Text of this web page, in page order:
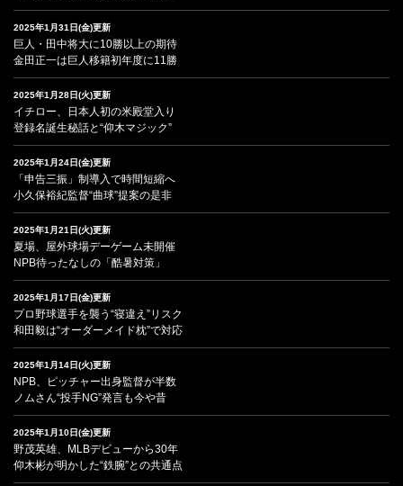
2025年1月31日(金)更新
巨人・田中将大に10勝以上の期待
金田正一は巨人移籍初年度に11勝
2025年1月28日(火)更新
イチロー、日本人初の米殿堂入り
登録名誕生秘話と“仰木マジック”
2025年1月24日(金)更新
「申告三振」制導入で時間短縮へ
小久保裕紀監督“曲球”提案の是非
2025年1月21日(火)更新
夏場、屋外球場デーゲーム未開催
NPB待ったなしの「酷暑対策」
2025年1月17日(金)更新
プロ野球選手を襲う“寝違え”リスク
和田毅は“オーダーメイド枕”で対応
2025年1月14日(火)更新
NPB、ピッチャー出身監督が半数
ノムさん“投手NG”発言も今や昔
2025年1月10日(金)更新
野茂英雄、MLBデビューから30年
仰木彬が明かした“鉄腕”との共通点